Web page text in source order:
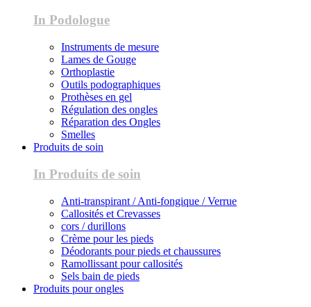
In Podologue
Instruments de mesure
Lames de Gouge
Orthoplastie
Outils podographiques
Prothèses en gel
Régulation des ongles
Réparation des Ongles
Smelles
Produits de soin
In Produits de soin
Anti-transpirant / Anti-fongique / Verrue
Callosités et Crevasses
cors / durillons
Crème pour les pieds
Déodorants pour pieds et chaussures
Ramollissant pour callosités
Sels bain de pieds
Produits pour ongles